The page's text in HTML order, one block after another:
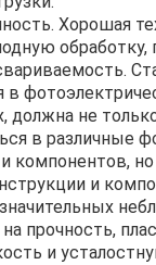
стальнаяХорошая
обработку,
в
должна не
в различные
компонентов,
и
прочность,
и